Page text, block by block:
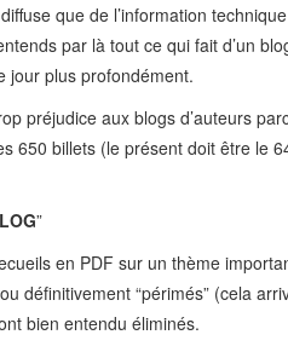
que de l’information
par là tout ce qui fait d’un
jour plus profondément.
préjudice aux blogs d’auteurs
650 billets (le présent doit être le
”
en PDF sur un thème
définitivement “périmés” (cela
bien entendu éliminés.